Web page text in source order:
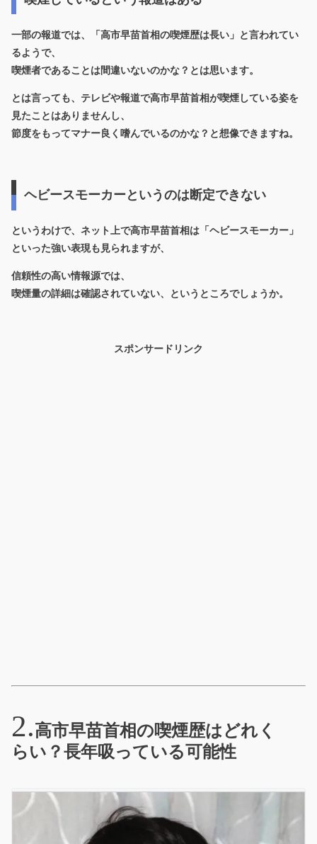
一部の報道では、「高市早苗首相の喫煙歴は長い」と言われてい
るようで、
喫煙者であることは間違いないのかな？とは思います。
とは言っても、テレビや報道で高市早苗首相が喫煙している姿を
見たことはありませんし、
節度をもってマナー良く嗜んでいるのかな？と想像できますね。
ヘビースモーカーというのは断定できない
というわけで、ネット上で高市早苗首相は「ヘビースモーカー」
といった強い表現も見られますが、
信頼性の高い情報源では、
喫煙量の詳細は確認されていない、というところでしょうか。
スポンサードリンク
高市早苗首相の喫煙歴はどれく
らい？長年吸っている可能性